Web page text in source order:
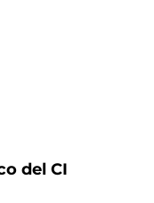
del CI